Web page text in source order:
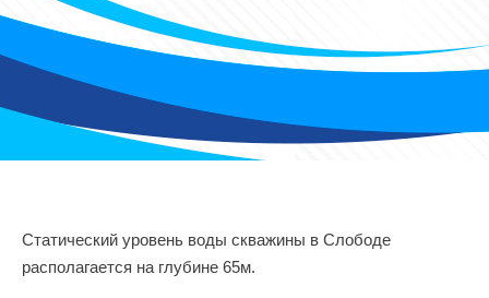
Статический уровень воды скважины в Слободе
располагается на глубине 65м.